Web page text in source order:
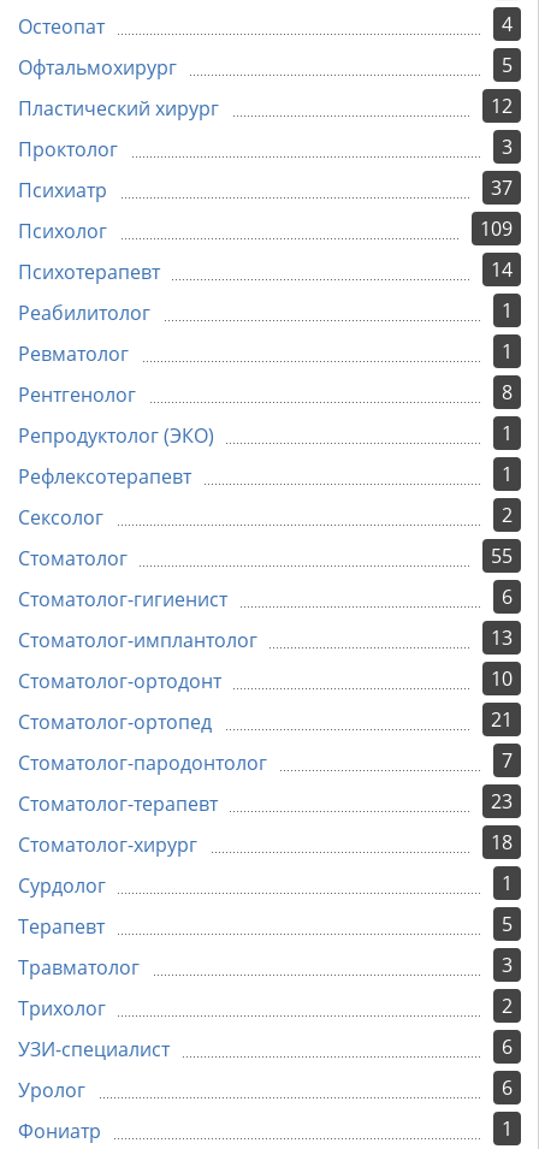
4
Остеопат
5
Офтальмохирург
12
Пластический хирург
3
Проктолог
37
Психиатр
109
Психолог
14
Психотерапевт
1
Реабилитолог
1
Ревматолог
8
Рентгенолог
1
Репродуктолог (ЭКО)
1
Рефлексотерапевт
2
Сексолог
55
Стоматолог
6
Стоматолог-гигиенист
13
Стоматолог-имплантолог
10
Стоматолог-ортодонт
21
Стоматолог-ортопед
7
Стоматолог-пародонтолог
23
Стоматолог-терапевт
18
Стоматолог-хирург
1
Сурдолог
5
Терапевт
3
Травматолог
2
Трихолог
6
УЗИ-специалист
6
Уролог
1
Фониатр